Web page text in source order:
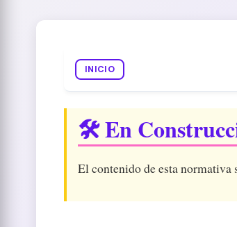
INICIO
🛠️ En
El contenido de esta normativa